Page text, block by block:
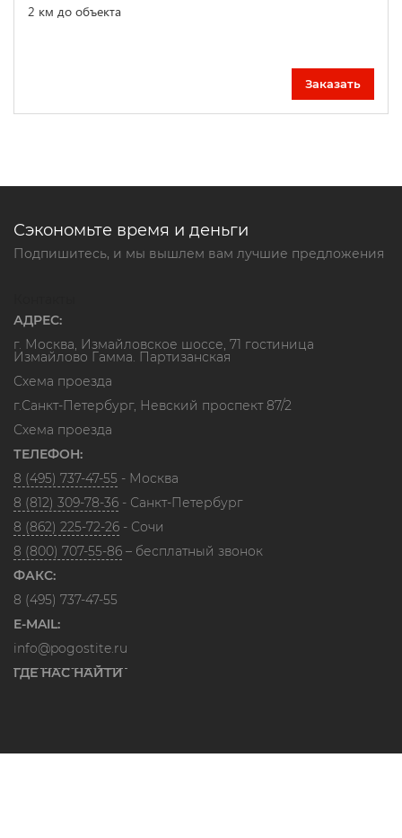
2 км до объекта
Заказать
Сэкономьте время и деньги
Подпишитесь, и мы вышлем вам лучшие предложения
АДРЕС:
г. Москва, Измайловское шоссе, 71 гостиница
Измайлово Гамма. Партизанская
Схема проезда
г.Санкт-Петербург, Невский проспект 87/2
Схема проезда
ТЕЛЕФОН:
8 (495) 737-47-55 - Москва
8 (812) 309-78-36 - Санкт-Петербург
8 (862) 225-72-26 - Сочи
8 (800) 707-55-86 – бесплатный звонок
ФАКС:
8 (495) 737-47-55
E-MAIL:
info@pogostite.ru
ГДЕ НАС НАЙТИ